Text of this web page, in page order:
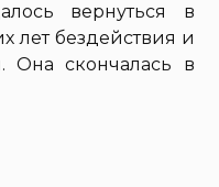
вернуться в
лет бездействия и
скончалась в